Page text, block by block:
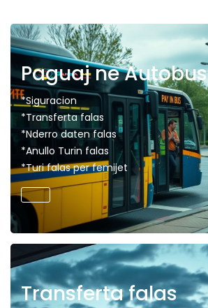
Paguaj ne Autobus
*Siguracion
*Transferta falas
*Nderro daten falas
*Anullo Turin falas
*Turi falas per femijet
Transferta falas